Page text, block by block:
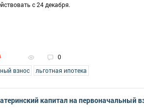
с 24 декабря.
0
взнос льготная ипотека
капитал на первоначальный